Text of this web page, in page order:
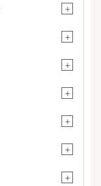
+
+
+
+
+
+
+